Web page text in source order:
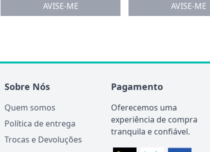
AVISE-ME AVISE-ME
Sobre Nós
Quem somos
Política de entrega
Trocas e Devoluções
Pagamento
Oferecemos uma
experiência de compra
tranquila e confiável.